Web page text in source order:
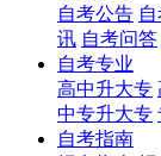
自考公告
讯 自考问答
自考专业
高中升大专
中专升大专
自考指南